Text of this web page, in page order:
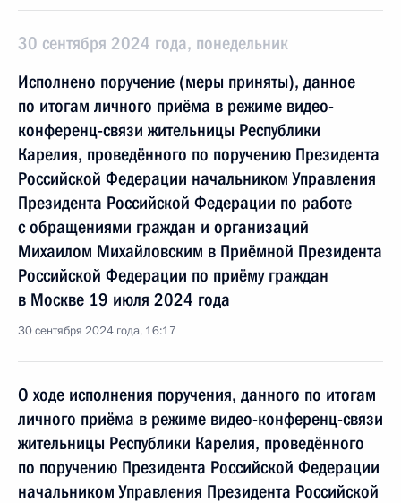
30 сентября 2024 года, понедельник
Исполнено поручение (меры приняты), данное
по итогам личного приёма в режиме видео-
конференц-связи жительницы Республики
Карелия, проведённого по поручению Президента
Российской Федерации начальником Управления
Президента Российской Федерации по работе
с обращениями граждан и организаций
Михаилом Михайловским в Приёмной Президента
Российской Федерации по приёму граждан
в Москве 19 июля 2024 года
30 сентября 2024 года, 16:17
О ходе исполнения поручения, данного по итогам
личного приёма в режиме видео-конференц-связи
жительницы Республики Карелия, проведённого
по поручению Президента Российской Федерации
начальником Управления Президента Российской